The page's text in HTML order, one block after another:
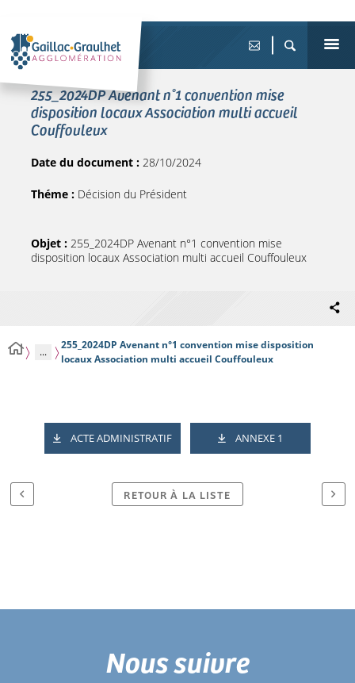
255_2024DP Avenant n°1 convention mise
disposition locaux Association multi accueil
Couffouleux
Date du document : 28/10/2024
Théme : Décision du Président
Objet : 255_2024DP Avenant n°1 convention mise
disposition locaux Association multi accueil Couffouleux
...
255_2024DP Avenant n°1 convention mise disposition
locaux Association multi accueil Couffouleux
ACTE ADMINISTRATIF ANNEXE 1
RETOUR À LA LISTE
Nous suivre